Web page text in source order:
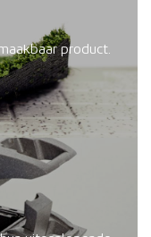
product.